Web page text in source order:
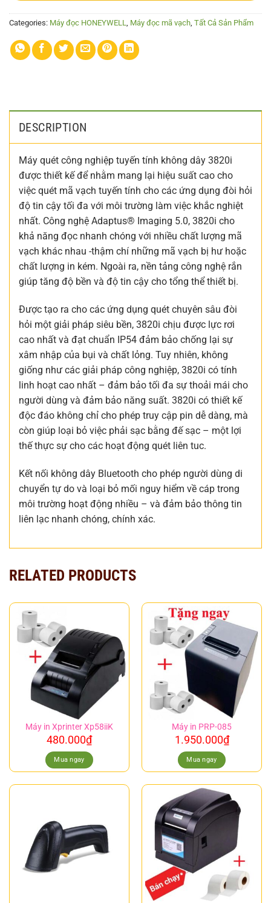
Categories: Máy đọc HONEYWELL, Máy đọc mã vạch, Tất Cả Sản Phẩm
DESCRIPTION
Máy quét công nghiệp tuyến tính không dây 3820i
được thiết kế để nhằm mang lại hiệu suất cao cho
việc quét mã vạch tuyến tính cho các ứng dụng đòi hỏi
độ tin cậy tối đa với môi trường làm việc khắc nghiệt
nhất. Công nghệ Adaptus® Imaging 5.0, 3820i cho
khả năng đọc nhanh chóng với nhiều chất lượng mã
vạch khác nhau -thậm chí những mã vạch bị hư hoặc
chất lượng in kém. Ngoài ra, nền tảng công nghệ rắn
giúp tăng độ bền và độ tin cậy cho tổng thể thiết bị.
Được tạo ra cho các ứng dụng quét chuyên sâu đòi
hỏi một giải pháp siêu bền, 3820i chịu được lực rơi
cao nhất và đạt chuẩn IP54 đảm bảo chống lại sự
xâm nhập của bụi và chất lỏng. Tuy nhiên, không
giống như các giải pháp công nghiệp, 3820i có tính
linh hoạt cao nhất – đảm bảo tối đa sự thoải mái cho
người dùng và đảm bảo năng suất. 3820i có thiết kế
độc đáo không chỉ cho phép truy cập pin dễ dàng, mà
còn giúp loại bỏ việc phải sạc bằng đế sạc – một lợi
thế thực sự cho các hoạt động quét liên tuc.
Kết nối không dây Bluetooth cho phép người dùng di
chuyển tự do và loại bỏ mối nguy hiểm về cáp trong
môi trường hoạt động nhiều – và đảm bảo thông tin
liên lạc nhanh chóng, chính xác.
RELATED PRODUCTS
Máy in Xprinter Xp58iiK
480.000₫
Mua ngay
Máy in PRP-085
1.950.000₫
Mua ngay